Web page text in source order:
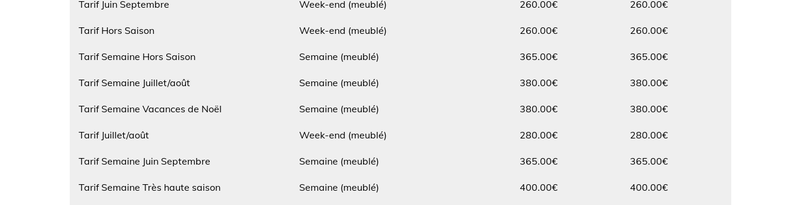
Tarif Juin Septembre Week-end (meublé) 260.00€
260.00€
Tarif Hors Saison Week-end (meublé) 260.00€
260.00€
Tarif Semaine Hors Saison Semaine (meublé) 365.00€
365.00€
Tarif Semaine Juillet/août Semaine (meublé) 380.00€
380.00€
Tarif Semaine Vacances de Noël Semaine (meublé) 380.00€
380.00€
Tarif Juillet/août Week-end (meublé) 280.00€
280.00€
Tarif Semaine Juin Septembre Semaine (meublé) 365.00€
365.00€
Tarif Semaine Très haute saison Semaine (meublé) 400.00€
400.00€